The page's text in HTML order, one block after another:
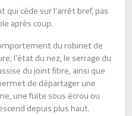
cède sur l’arrêt bref, pas
après coup.
du robinet de
l’état du nez, le serrage du
du joint fibre, ainsi que
de départager une
une fuite sous écrou ou
depuis plus haut.